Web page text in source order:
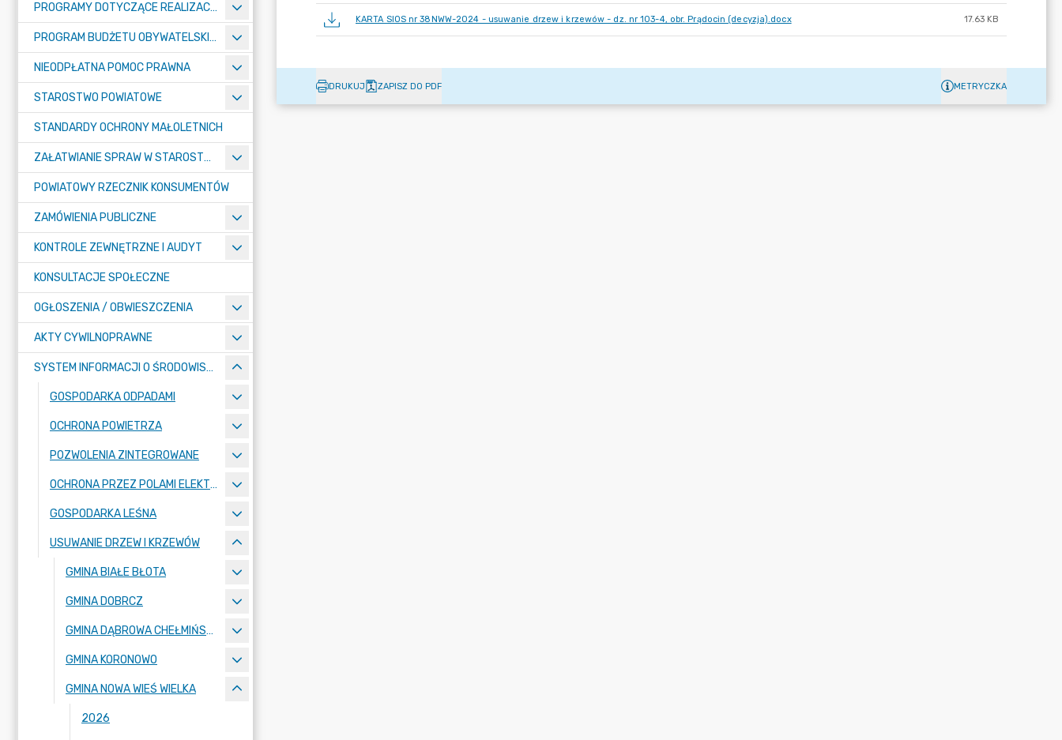
PROGRAMY DOTYCZĄCE REALIZACJI ZADAŃ PUBLICZNYCH
PROGRAM BUDŻETU OBYWATELSKIEGO POWIATU BYDGOSKIEGO
NIEODPŁATNA POMOC PRAWNA
STAROSTWO POWIATOWE
STANDARDY OCHRONY MAŁOLETNICH
ZAŁATWIANIE SPRAW W STAROSTWIE
POWIATOWY RZECZNIK KONSUMENTÓW
ZAMÓWIENIA PUBLICZNE
KONTROLE ZEWNĘTRZNE I AUDYT
KONSULTACJE SPOŁECZNE
OGŁOSZENIA / OBWIESZCZENIA
AKTY CYWILNOPRAWNE
SYSTEM INFORMACJI O ŚRODOWISKU
GOSPODARKA ODPADAMI
OCHRONA POWIETRZA
POZWOLENIA ZINTEGROWANE
OCHRONA PRZEZ POLAMI ELEKTROMAGNETYCZNYMI
GOSPODARKA LEŚNA
USUWANIE DRZEW I KRZEWÓW
GMINA BIAŁE BŁOTA
GMINA DOBRCZ
GMINA DĄBROWA CHEŁMIŃSKA
GMINA KORONOWO
GMINA NOWA WIEŚ WIELKA
2026
KARTA SIOS nr 38NWW-2024 - usuwanie drzew i krzewów - dz. nr 103-4, obr. Prądocin (decyzja).docx 17.63 KB
DRUKUJ ZAPISZ DO PDF METRYCZKA